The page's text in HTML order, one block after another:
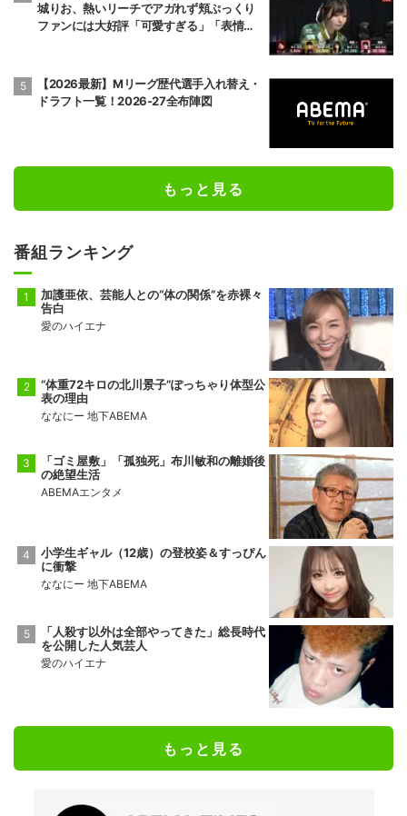
城りお、熱いリーチでアガれず頬ぷっくり
ファンには大好評「可愛すぎる」「表情管
【2026最新】Mリーグ歴代選手入れ替え・
ドラフト一覧！2026-27全布陣図
もっと見る
番組ランキング
加護亜依、芸能人との“体の関係”を赤裸々
告白
愛のハイエナ
“体重72キロの北川景子”ぽっちゃり体型公
表の理由
ななにー 地下ABEMA
「ゴミ屋敷」「孤独死」布川敏和の離婚後
の絶望生活
ABEMAエンタメ
小学生ギャル（12歳）の登校姿＆すっぴん
に衝撃
ななにー 地下ABEMA
「人殺す以外は全部やってきた」総長時代
を公開した人気芸人
愛のハイエナ
もっと見る